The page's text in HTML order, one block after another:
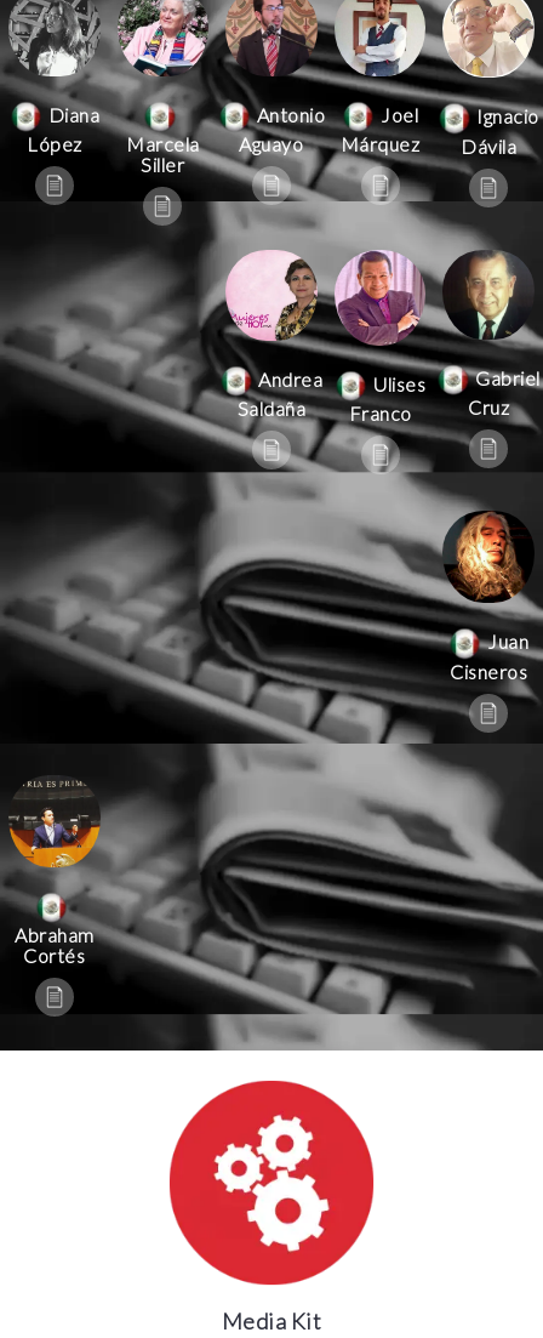
Diana
López
Marcela
Siller
Antonio
Aguayo
Joel
Márquez
Ignacio
Dávila
Andrea
Saldaña
Ulises
Franco
Gabriel
Cruz
Juan
Cisneros
Abraham
Cortés
Media Kit